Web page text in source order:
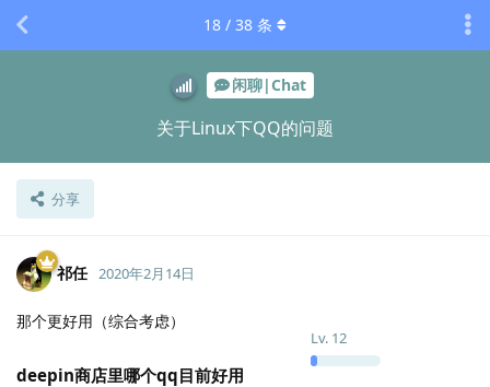
闲聊|Chat
关于Linux下QQ的问题
分享
18 / 38 条
祁任
Lv. 12
2020年2月14日
那个更好用（综合考虑）
deepin商店里哪个qq目前好用